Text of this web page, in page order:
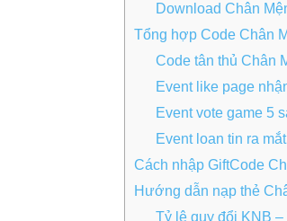
Download Chân
Tổng hợp Code Chân
Code tân thủ Chân
Event like page
Event vote game 5
Event loan tin ra
Cách nhập GiftCode
Hướng dẫn nạp thẻ
Tỷ lệ quy đổi KNB